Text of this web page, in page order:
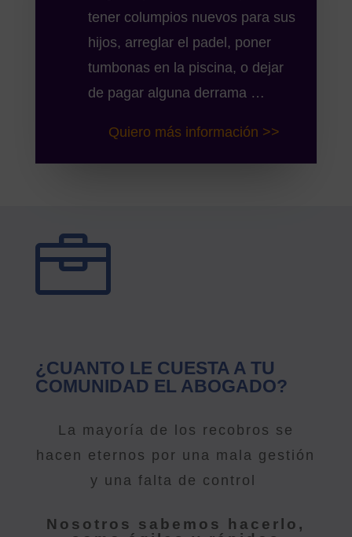
tener columpios nuevos para sus
hijos, arreglar el padel, poner
tumbonas en la piscina, o dejar
de pagar alguna derrama …
Quiero más información >>

¿CUANTO LE CUESTA A TU
COMUNIDAD EL ABOGADO?
La mayoría de los recobros se
hacen eternos por una mala gestión
y una falta de control
Nosotros sabemos hacerlo,